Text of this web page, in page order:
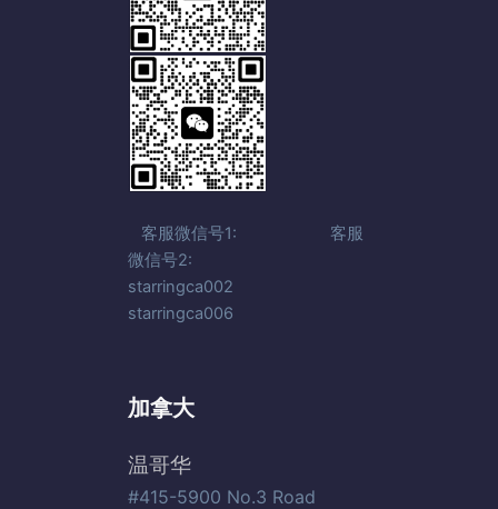
客服微信号1: 客服
微信号2:
starringca002
starringca006
加拿大
温哥华
#415-5900 No.3 Road